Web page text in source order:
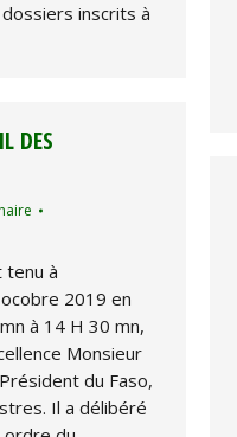
inscrits à
DES
tenu à
2019 en
à 14 H 30 mn,
Monsieur
du Faso,
Il a délibéré